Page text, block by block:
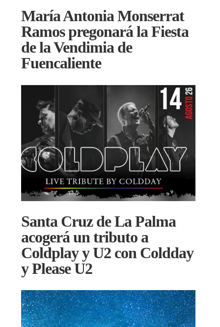
María Antonia Monserrat
Ramos pregonará la Fiesta
de la Vendimia de
Fuencaliente
Santa Cruz de La Palma
acogerá un tributo a
Coldplay y U2 con Coldday
y Please U2